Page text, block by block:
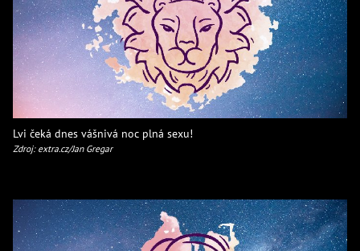
Lvi čeká dnes vášnivá noc plná sexu!
Zdroj: extra.cz/Jan Gregar